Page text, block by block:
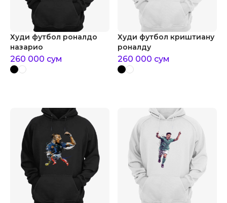
Худи футбол роналдо
назарио
260 000 сум
Худи футбол криштиану
роналду
260 000 сум